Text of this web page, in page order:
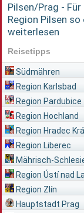
Pilsen/Prag -
Region Pilsen
weiterlesen
Reisetipps
Südmähren
Region Karlsbad
Region Pardubice
Region Hochland
Region Hradec
Region Liberec
Mährisch-
Region Ústí nad
Region Zlín
Hauptstadt Prag